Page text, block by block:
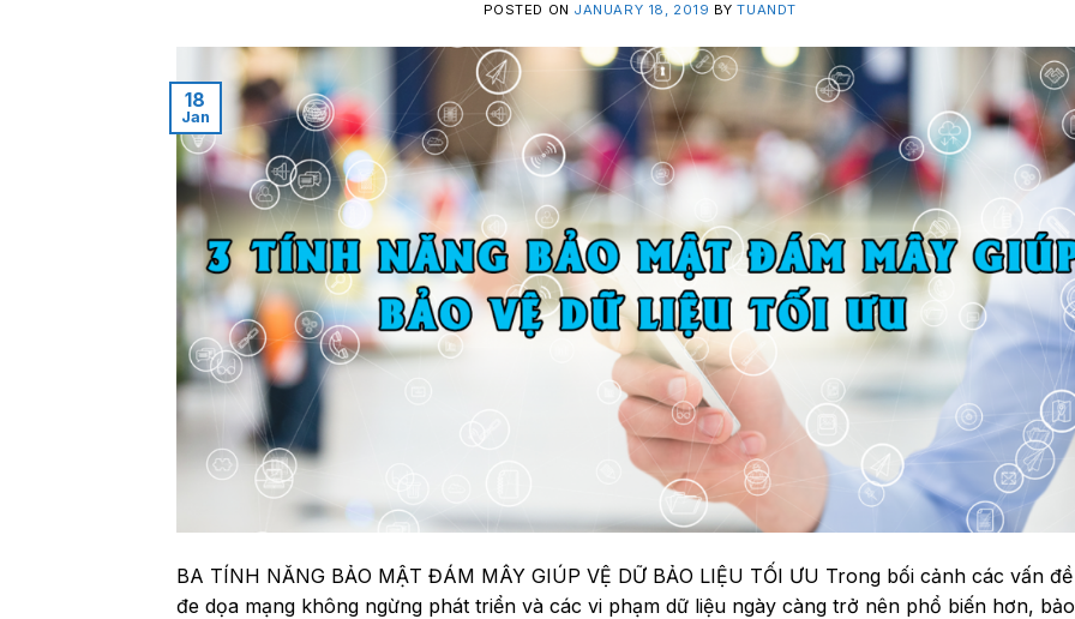
POSTED ON JANUARY 18, 2019 BYTUANDT
18
Jan
BA TÍNH NĂNG BẢO MẬT ĐÁM MÂY GIÚP VỆ DỮ BẢO LIỆU TỐI ƯU Trong bối cảnh các vấn
đe dọa mạng không ngừng phát triển và các vi phạm dữ liệu ngày càng trở nên phổ biến hơn, bảo